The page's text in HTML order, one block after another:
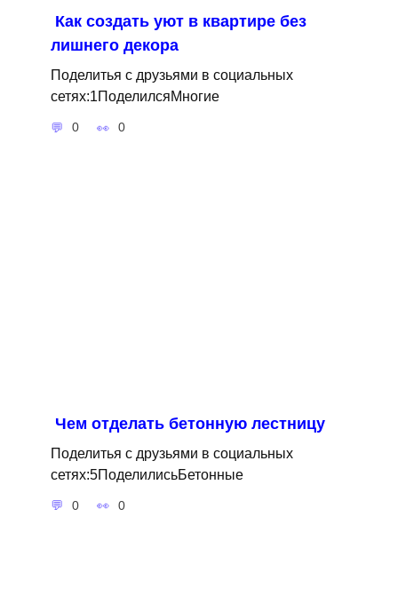
Как создать уют в квартире без
лишнего декора
Поделитья с друзьями в социальных
сетях:1ПоделилсяМногие
0 0
Чем отделать бетонную лестницу
Поделитья с друзьями в социальных
сетях:5ПоделилисьБетонные
0 0